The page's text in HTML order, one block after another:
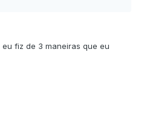
fiz de 3 maneiras que eu